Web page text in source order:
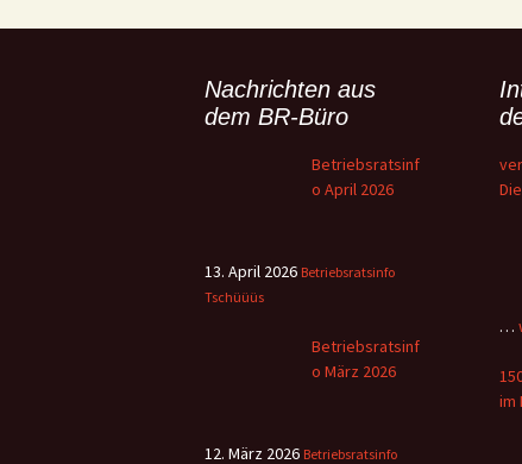
Nachrichten aus
dem BR-Büro
Betriebsratsinf
o April 2026
13. April 2026 Betriebsratsinfo
Tschüüüs
Betriebsratsinf
o März 2026
12. März 2026 Betriebsratsinfo
…
im